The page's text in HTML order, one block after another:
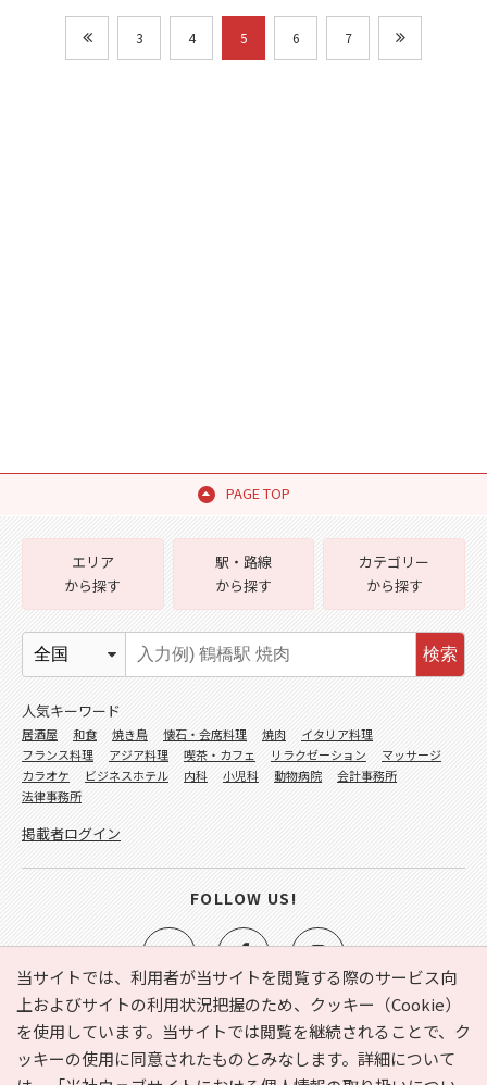
3 4 5 6 7
PAGE TOP
当サイトでは、利用者が当サイトを閲覧する際のサービス向
上およびサイトの利用状況把握のため、クッキー（Cookie）
を使用しています。当サイトでは閲覧を継続されることで、ク
ッキーの使用に同意されたものとみなします。詳細について
e-NAVITA（イーナビタ）とは？ お気に入り
ヘルプ
利用規約
個人情報の取り扱いについて 運営会社
エリア
から探す
駅・路線
から探す
カテゴリー
から探す
検索
人気キーワード
居酒屋 和食 焼き鳥 懐石・会席料理 焼肉
イタリア料理
フランス料理
アジア料理 喫茶・カフェ リラクゼーション
マッサージ
カラオケ
ビジネスホテル 内科 小児科 動物病院
会計事務所
法律事務所
掲載者ログイン
FOLLOW US!